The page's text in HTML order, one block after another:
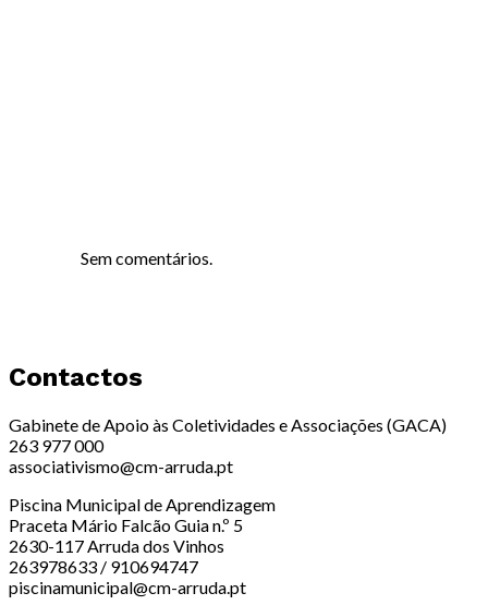
Sem comentários.
Contactos
Gabinete de Apoio às Coletividades e Associações (GACA)
263 977 000
associativismo@cm-arruda.pt
Piscina Municipal de Aprendizagem
Praceta Mário Falcão Guia n.º 5
2630-117 Arruda dos Vinhos
263978633 / 910694747
piscinamunicipal@cm-arruda.pt